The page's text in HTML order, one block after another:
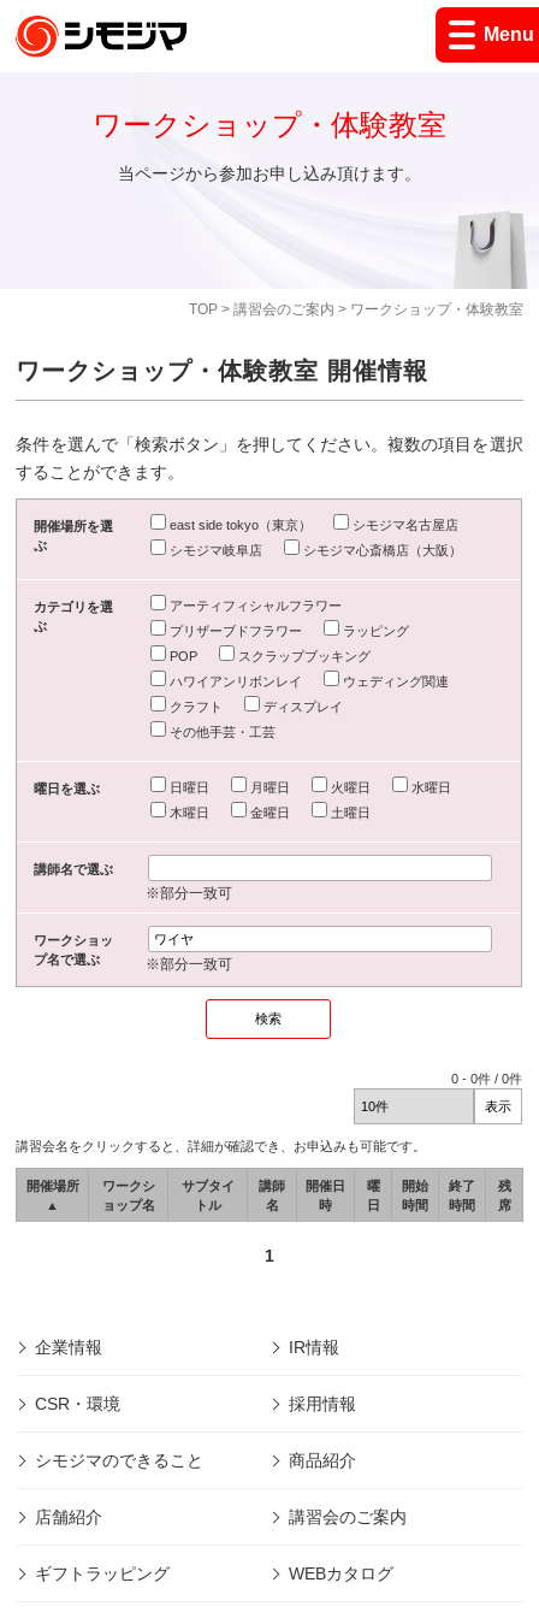
Menu
TOP> 講習会のご案内 > ワークショップ・体験教室
ワークショップ・体験教室
当ページから参加お申し込み頂けます。
ワークショップ・体験教室 開催情報
条件を選んで「検索ボタン」を押してください。複数の項目を選択
することができます。
開催場所を選
ぶ
east side tokyo（東京）
シモジマ名古屋店
シモジマ岐阜店
シモジマ心斎橋店（大阪）
カテゴリを選
ぶ
アーティフィシャルフラワー
プリザーブドフラワー
ラッピング
POP
スクラップブッキング
ハワイアンリボンレイ
ウェディング関連
クラフト
ディスプレイ
その他手芸・工芸
曜日を選ぶ 日曜日 月曜日 火曜日
水曜日
木曜日
金曜日 土曜日
講師名で選ぶ
※部分一致可
ワークショッ
プ名で選ぶ
※部分一致可
0 -0件 /0件
講習会名をクリックすると、詳細が確認でき、お申込みも可能です。
開催場所
▲
ワークシ
ョップ名
サブタイ
トル
講師
名
開催日
時
曜
日
開始
時間
終了
時間
残
席
1
企業情報 IR情報
CSR・環境 採用情報
シモジマのできること 商品紹介
店舗紹介 講習会のご案内
ギフトラッピング WEBカタログ